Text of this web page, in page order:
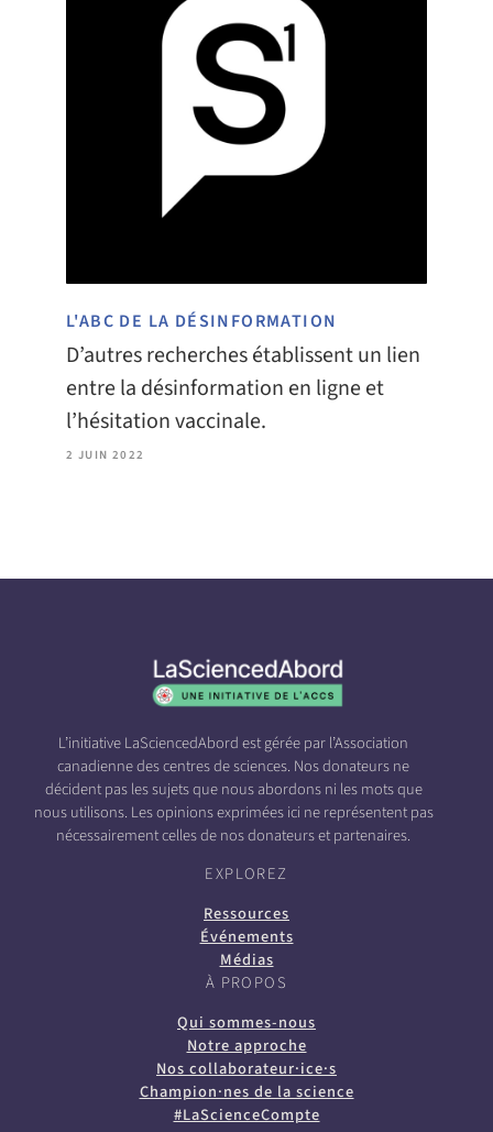
L'ABC DE LA DÉSINFORMATION
D’autres recherches établissent un lien
entre la désinformation en ligne et
l’hésitation vaccinale.
2 JUIN 2022
L’initiative LaSciencedAbord est gérée par l’Association
canadienne des centres de sciences. Nos donateurs ne
décident pas les sujets que nous abordons ni les mots que
nous utilisons. Les opinions exprimées ici ne représentent pas
nécessairement celles de nos donateurs et partenaires.
EXPLOREZ
Ressources
Événements
Médias
À PROPOS
Qui sommes-nous
Notre approche
Nos collaborateur·ice·s
Champion·nes de la science
#LaScienceCompte